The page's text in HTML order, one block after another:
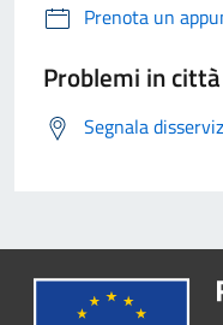
Prenota un
Problemi in città
Segnala